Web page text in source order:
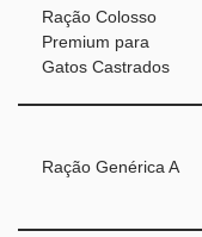
Ração Colosso
Premium para
Gatos Castrados
Ração Genérica A